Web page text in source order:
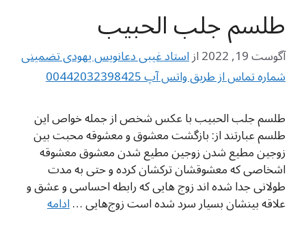
طلسم جلب الحبیب
آگوست 19, 2022 ازاستاد غیبی دعانویس یهودی تضمینی
شماره تماس از طریق واتس آپ 00442032398425
طلسم جلب الحبیب با عکس شخص از جمله خواص این
طلسم عبارتند از: بازگشت معشوق و معشوقه محبت بین
زوجین مطیع شدن زوجین مطیع شدن معشوق معشوقه
اشخاصی که معشوقشان ترکشان کرده و حتی به مدت
طولانی جدا شده اند زوج هایی که رابطه احساسی و عشق و
علاقه بینشان بسیار سرد شده است زوج‌هایی …ادامه